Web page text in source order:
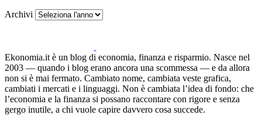
Archivi
Ekonomia.it è un blog di economia, finanza e risparmio. Nasce nel
2003 — quando i blog erano ancora una scommessa — e da allora
non si è mai fermato. Cambiato nome, cambiata veste grafica,
cambiati i mercati e i linguaggi. Non è cambiata l’idea di fondo: che
l’economia e la finanza si possano raccontare con rigore e senza
gergo inutile, a chi vuole capire davvero cosa succede.